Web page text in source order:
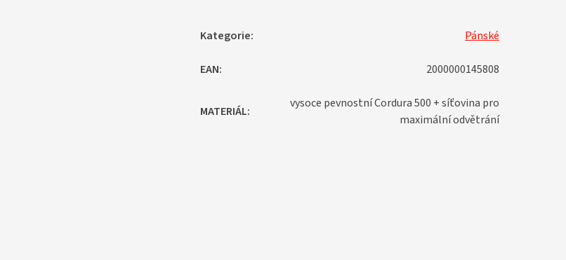
Kategorie: Pánské
EAN: 2000000145808
MATERIÁL:
vysoce pevnostní Cordura 500 + síťovina pro
maximální odvětrání